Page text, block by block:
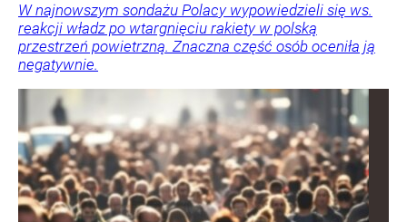
W najnowszym sondażu Polacy wypowiedzieli się ws.
reakcji władz po wtargnięciu rakiety w polską
przestrzeń powietrzną. Znaczna część osób oceniła ją
negatywnie.